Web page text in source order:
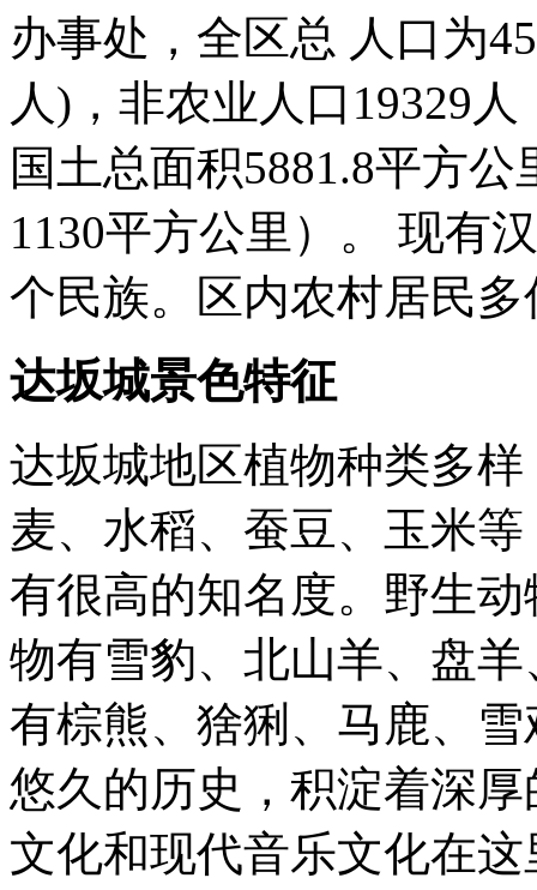
办事处，全区总 人口为
人)，非农业人口19329
国土总面积5881.8平方公
1130平方公里）。 现有
个民族。区内农村居民
达坂城景色特征
达坂城地区植物种类多
麦、水稻、蚕豆、玉米
有很高的知名度。野生
物有雪豹、北山羊、盘
有棕熊、猞猁、马鹿、
悠久的历史，积淀着深
文化和现代音乐文化在